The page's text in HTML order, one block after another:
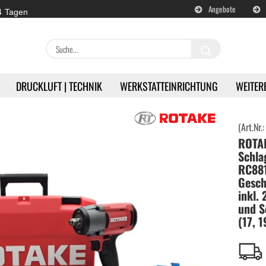
Tagen Angebote
DRUCKLUFT | TECHNIK WERKSTATTEINRICHTUNG
DeWALT | Akkugeräte
RETTER | Akkugeräte
Akku-Schlagschrauber 1/2" Zoll | RC8812 - 3 Geschwindigkeitsstufen - inkl. 2x Akkus, Ladegerät und
(Art.Nr.:
inkl.
und
(17,